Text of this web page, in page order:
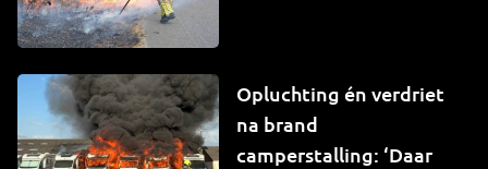
Opluchting én verdriet
na brand
camperstalling: ‘Daar